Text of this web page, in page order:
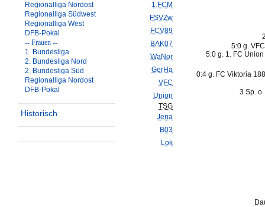
Regionalliga Nordost
Regionalliga Südwest
Regionalliga West
DFB-Pokal
-- Frauen --
1. Bundesliga
2. Bundesliga Nord
2. Bundesliga Süd
Regionalliga Nordost
DFB-Pokal
Historisch
1.FCM
FSVZw
FCV89
BAK07
WaNor
GerHa
VFC
Union
TSG
Jena
B03
Lok
5:0 g.
5:0 g. 1. FC
0:4 g. FC Viktoria
3 Sp.